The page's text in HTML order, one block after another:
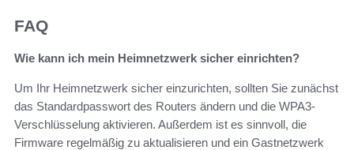
FAQ
Wie kann ich mein Heimnetzwerk sicher einrichten?
Um Ihr Heimnetzwerk sicher einzurichten, sollten Sie zunächst
das Standardpasswort des Routers ändern und die WPA3-
Verschlüsselung aktivieren. Außerdem ist es sinnvoll, die
Firmware regelmäßig zu aktualisieren und ein Gastnetzwerk